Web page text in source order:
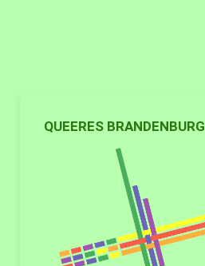
QUEERES BRANDENBURG